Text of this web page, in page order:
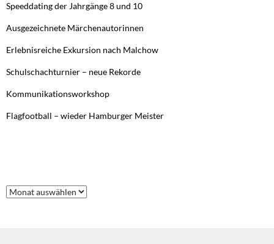
Speeddating der Jahrgänge 8 und 10
Ausgezeichnete Märchenautorinnen
Erlebnisreiche Exkursion nach Malchow
Schulschachturnier – neue Rekorde
Kommunikationsworkshop
Flagfootball – wieder Hamburger Meister
Frühere
Beiträge